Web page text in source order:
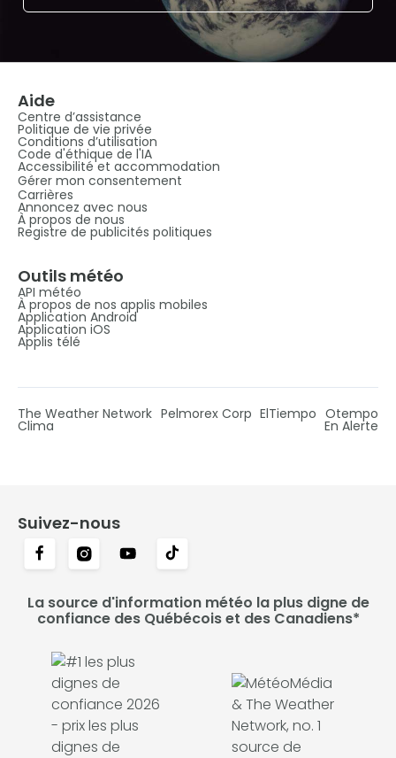
Aide
Centre d’assistance
Politique de vie privée
Conditions d’utilisation
Code d'éthique de l'IA
Accessibilité et accommodation
Gérer mon consentement
Carrières
Annoncez avec nous
À propos de nous
Registre de publicités politiques
Outils météo
API météo
À propos de nos applis mobiles
Application Android
Application iOS
Applis télé
The Weather Network Pelmorex Corp ElTiempo Otempo
Clima En Alerte
Suivez-nous
La source d'information météo la plus digne de
confiance des Québécois et des Canadiens*